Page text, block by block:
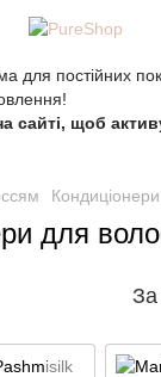
для постійних
сайті, щоб
Кондиціонери
для
За